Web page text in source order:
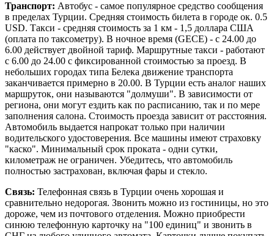
Транспорт: Автобус - самое популярное средство сообщения
в пределах Турции. Средняя стоимость билета в городе ок. 0.5
USD. Такси - средняя стоимость за 1 км - 1,5 доллара США
(оплата по таксометру). В ночное время (GECE) - с 24.00 до
6.00 действует двойной тариф. Маршрутные такси - работают
с 6.00 до 24.00 с фиксированной стоимостью за проезд. В
небольших городах типа Белека движение транспорта
заканчивается примерно в 20.00. В Турции есть аналог наших
маршруток, они называются "долмуши". В зависимости от
региона, они могут ездить как по расписанию, так и по мере
заполнения салона. Стоимость проезда зависит от расстояния.
Автомобиль выдается напрокат только при наличии
водительского удостоверения. Все машины имеют страховку
"каско". Минимальный срок проката - одни сутки,
километраж не ограничен. Убедитесь, что автомобиль
полностью застрахован, включая фары и стекло.
Связь: Телефонная связь в Турции очень хорошая и
сравнительно недорогая. Звонить можно из гостиницы, но это
дороже, чем из почтового отделения. Можно приобрести
синюю телефонную карточку на "100 единиц" и звонить в